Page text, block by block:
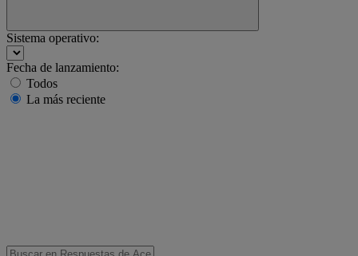
Sistema operativo:
Fecha de lanzamiento:
Todos
La más reciente